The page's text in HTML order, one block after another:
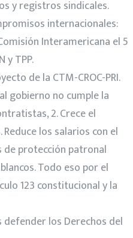
y registros sindicales.
internacionales:
Interamericana el 5
y TPP.
de la CTM-CROC-PRI.
gobierno no cumple la
2. Crece el
los salarios con el
de protección patronal
Todo eso por el
123 constitucional y la
los Derechos del